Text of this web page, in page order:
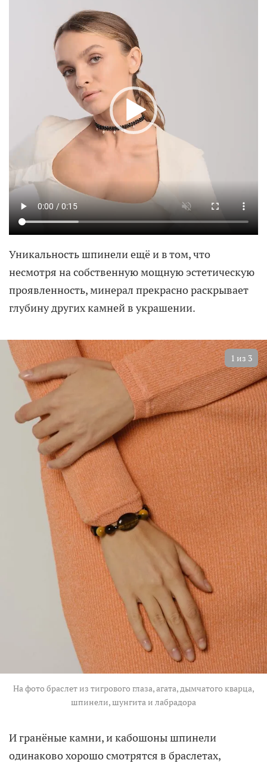
Уникальность шпинели ещё и в том, что
несмотря на собственную мощную эстетическую
проявленность, минерал прекрасно раскрывает
глубину других камней в украшении.
На фото браслет из тигрового глаза, агата, дымчатого кварца,
шпинели, шунгита и лабрадора
1 из 3
И гранёные камни, и кабошоны шпинели
одинаково хорошо смотрятся в браслетах,